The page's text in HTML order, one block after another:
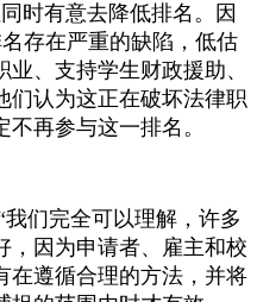
时有意去降低排名。因
存在严重的缺陷，低估
、支持学生财政援助、
们认为这正在破坏法律职
再参与这一排名。
们完全可以理解，许多
，因为申请者、雇主和校
在遵循合理的方法，并将